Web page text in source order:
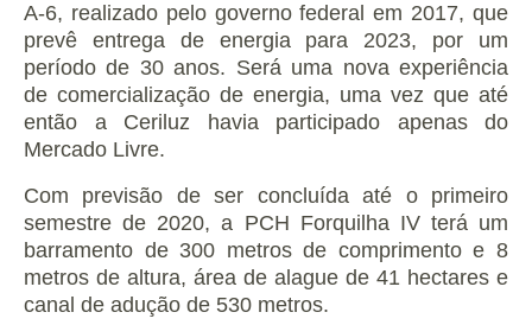
A-6, realizado pelo governo federal em 2017, que
prevê entrega de energia para 2023, por um
período de 30 anos. Será uma nova experiência
de comercialização de energia, uma vez que até
então a Ceriluz havia participado apenas do
Mercado Livre.
Com previsão de ser concluída até o primeiro
semestre de 2020, a PCH Forquilha IV terá um
barramento de 300 metros de comprimento e 8
metros de altura, área de alague de 41 hectares e
canal de adução de 530 metros.